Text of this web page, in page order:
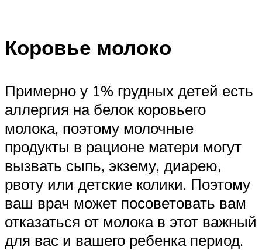
Коровье молоко
Примерно у 1% грудных детей есть
аллергия на белок коровьего
молока, поэтому молочные
продукты в рационе матери могут
вызвать сыпь, экзему, диарею,
рвоту или детские колики. Поэтому
ваш врач может посоветовать вам
отказаться от молока в этот важный
для вас и вашего ребенка период.